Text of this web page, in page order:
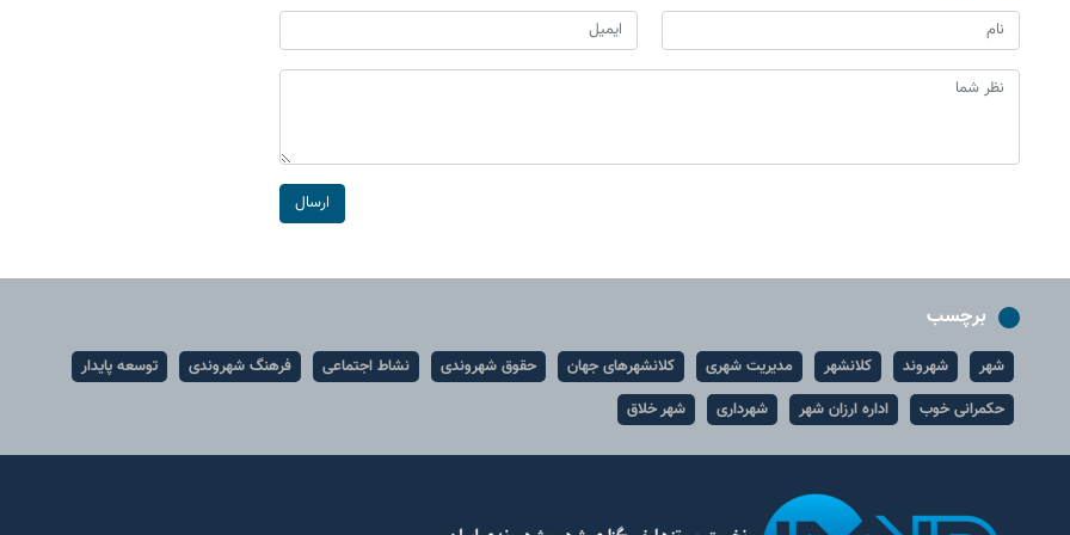
ارسال
برچسب
شهر شهروند کلانشهر مدیریت شهری کلانشهرهای جهان حقوق شهروندی نشاط اجتماعی فرهنگ شهروندی
توسعه پایدار
حکمرانی خوب
اداره ارزان شهر شهرداری شهر خلاق